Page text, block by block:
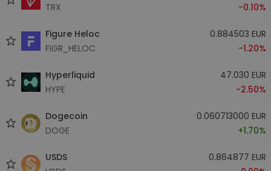
TRX
-0.10%
Figure Heloc
FIGR_HELOC
0.884503 EUR
-1.20%
Hyperliquid
HYPE
47.030 EUR
-2.50%
Dogecoin
DOGE
0.060713000 EUR
+1.70%
USDS
0.864877 EUR